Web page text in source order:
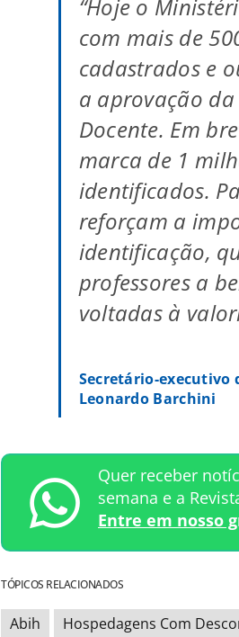
“Hoje o
com mais de
cadastrados e
a aprovação
Docente. Em
marca de 1
identificados.
reforçam a
identificação,
professores a
voltadas à
Secretário-executivo
Leonardo Barchini
Quer receber
semana e a
Entre em nosso
TÓPICOS RELACIONADOS
Abih Hospedagens Com